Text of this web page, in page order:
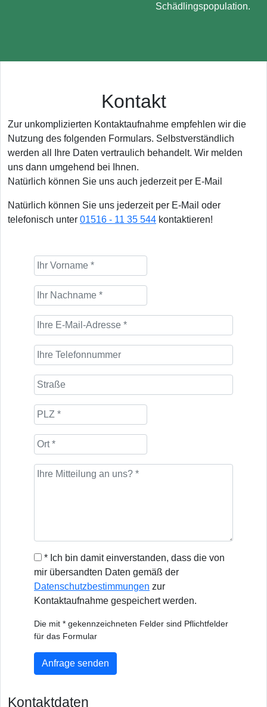
Schädlingspopulation.
Kontakt
Zur unkomplizierten Kontaktaufnahme empfehlen wir die
Nutzung des folgenden Formulars. Selbstverständlich
werden all Ihre Daten vertraulich behandelt. Wir melden
uns dann umgehend bei Ihnen.
Natürlich können Sie uns auch jederzeit per E-Mail
Natürlich können Sie uns jederzeit per E-Mail oder
telefonisch unter 01516 - 11 35 544 kontaktieren!
* Ich bin damit einverstanden, dass die von
mir übersandten Daten gemäß der
Datenschutzbestimmungen zur
Kontaktaufnahme gespeichert werden.
Die mit * gekennzeichneten Felder sind Pflichtfelder
für das Formular
Anfrage senden
Kontaktdaten